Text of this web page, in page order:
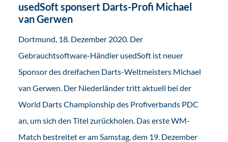
usedSoft sponsert Darts-Profi Michael
van Gerwen
Dortmund, 18. Dezember 2020. Der
Gebrauchtsoftware-Händler usedSoft ist neuer
Sponsor des dreifachen Darts-Weltmeisters Michael
van Gerwen. Der Niederländer tritt aktuell bei der
World Darts Championship des Profiverbands PDC
an, um sich den Titel zurückholen. Das erste WM-
Match bestreitet er am Samstag, dem 19. Dezember